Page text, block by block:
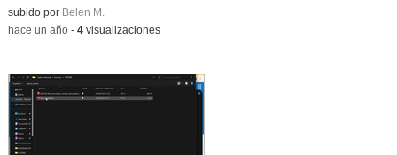
Contenido educativo.
subido por Belen M.
-hace un año- 4visualizaciones